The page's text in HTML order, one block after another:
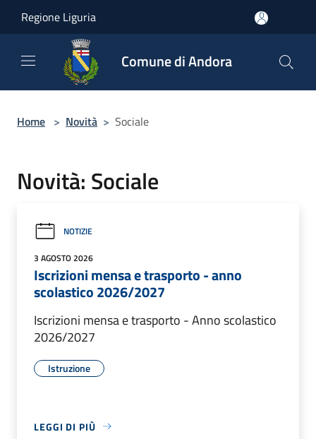
Regione Liguria
Comune di Andora
Home > Novità > Sociale
Novità: Sociale
NOTIZIE
3 AGOSTO 2026
Iscrizioni mensa e trasporto - anno
scolastico 2026/2027
Iscrizioni mensa e trasporto - Anno scolastico
2026/2027
Istruzione
LEGGI DI PIÙ